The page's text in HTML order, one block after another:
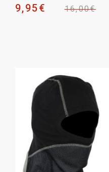
16,00€
9,95€